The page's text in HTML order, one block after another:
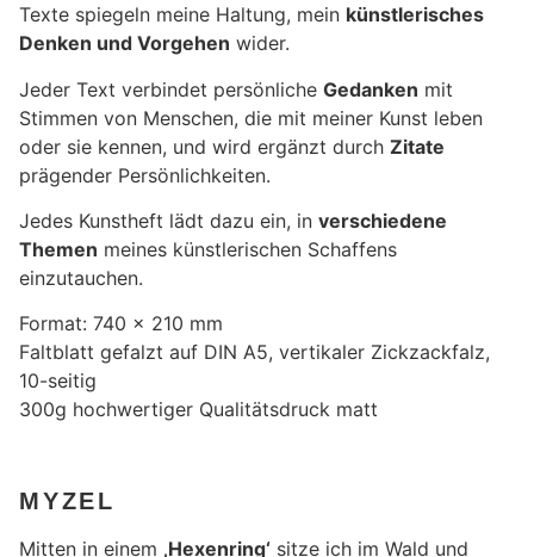
Texte spiegeln meine Haltung, mein künstlerisches
Denken und Vorgehen wider.
Jeder Text verbindet persönliche Gedanken mit
Stimmen von Menschen, die mit meiner Kunst leben
oder sie kennen, und wird ergänzt durch Zitate
prägender Persönlichkeiten.
Jedes Kunstheft lädt dazu ein, in verschiedene
Themen meines künstlerischen Schaffens
einzutauchen.
Format: 740 x 210 mm
Faltblatt gefalzt auf DIN A5, vertikaler Zickzackfalz,
10-seitig
300g hochwertiger Qualitätsdruck matt
MYZEL
Mitten in einem ‚Hexenring‘ sitze ich im Wald und